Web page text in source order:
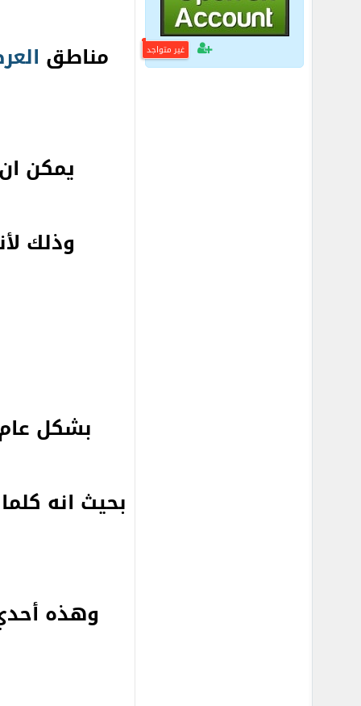
غير متواجد مناطق
يمكن
وذلك
بشكل
بحيث انه
وهذه